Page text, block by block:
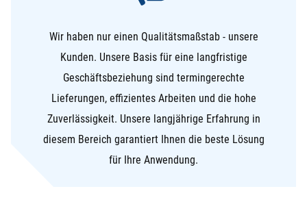
Wir haben nur einen Qualitätsmaßstab - unsere
Kunden. Unsere Basis für eine langfristige
Geschäftsbeziehung sind termingerechte
Lieferungen, effizientes Arbeiten und die hohe
Zuverlässigkeit. Unsere langjährige Erfahrung in
diesem Bereich garantiert Ihnen die beste Lösung
für Ihre Anwendung.